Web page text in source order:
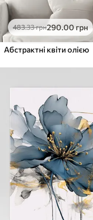
483.33грн290.00грн
Абстрактні квіти олією